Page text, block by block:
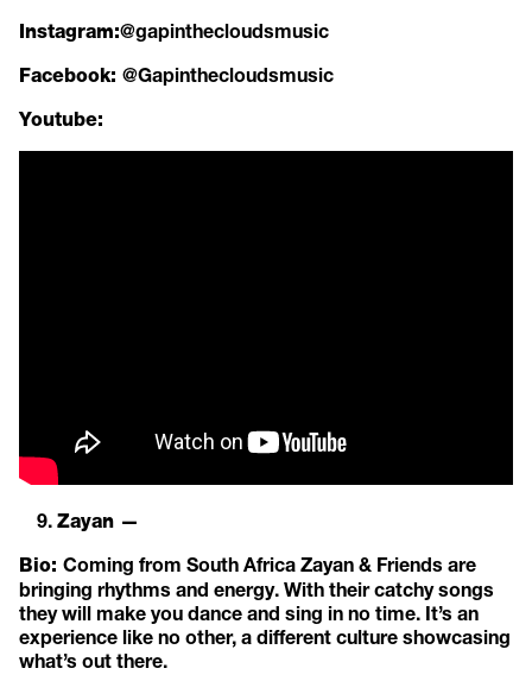
Instagram:@gapinthecloudsmusic
Facebook: @Gapinthecloudsmusic
Youtube:
Zayan —
Bio: Coming from South Africa Zayan & Friends are
bringing rhythms and energy. With their catchy songs
they will make you dance and sing in no time. It’s an
experience like no other, a different culture showcasing
what’s out there.